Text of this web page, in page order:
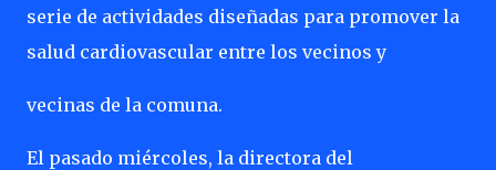
serie de actividades diseñadas para promover la
salud cardiovascular entre los vecinos y
vecinas de la comuna.
El pasado miércoles, la directora del